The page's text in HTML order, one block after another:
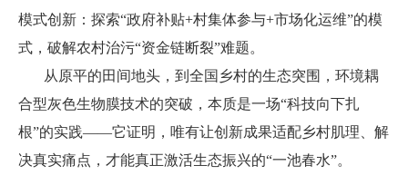
模式创新：探索“政府补贴+村集体参与+市场化运维”的模
式，破解农村治污“资金链断裂”难题。
从原平的田间地头，到全国乡村的生态突围，环境耦
合型灰色生物膜技术的突破，本质是一场“科技向下扎
根”的实践——它证明，唯有让创新成果适配乡村肌理、解
决真实痛点，才能真正激活生态振兴的“一池春水”。